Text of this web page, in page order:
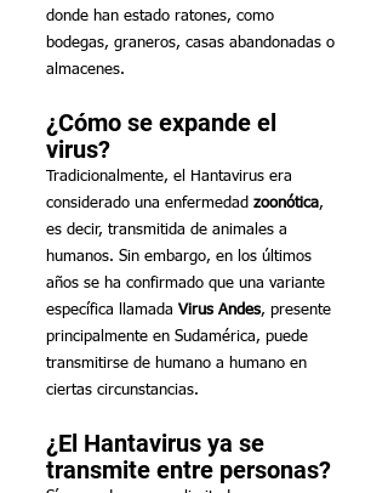
donde han estado ratones, como
bodegas, graneros, casas abandonadas o
almacenes.
¿Cómo se expande el
virus?
Tradicionalmente, el Hantavirus era
considerado una enfermedad zoonótica,
es decir, transmitida de animales a
humanos. Sin embargo, en los últimos
años se ha confirmado que una variante
específica llamada Virus Andes, presente
principalmente en Sudamérica, puede
transmitirse de humano a humano en
ciertas circunstancias.
¿El Hantavirus ya se
transmite entre personas?